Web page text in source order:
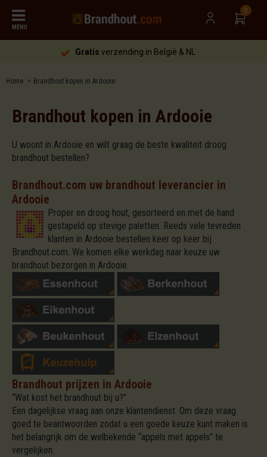
MENU
0
Gratis verzending in België & NL
Home Brandhout kopen in Ardooie
Brandhout kopen in Ardooie
U woont in Ardooie en wilt graag de beste kwaliteit droog
brandhout bestellen?
Brandhout.com uw brandhout leverancier in
Ardooie
Proper en droog hout, gesorteerd en met de hand
gestapeld op stevige paletten. Reeds vele tevreden
klanten in Ardooie bestellen keer op keer bij
Brandhout.com. We komen elke werkdag naar keuze uw
brandhout bezorgen in Ardooie.
Brandhout prijzen in Ardooie
“Wat kost het brandhout bij u?”
Een dagelijkse vraag aan onze klantendienst. Om deze vraag
goed te beantwoorden zodat u een goede keuze kunt maken is
het belangrijk om de welbekende “appels met appels” te
vergelijken.